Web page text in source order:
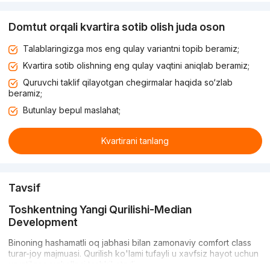
Domtut orqali kvartira sotib olish juda oson
Talablaringizga mos eng qulay variantni topib beramiz;
Kvartira sotib olishning eng qulay vaqtini aniqlab beramiz;
Quruvchi taklif qilayotgan chegirmalar haqida so‘zlab
beramiz;
Butunlay bepul maslahat;
Kvartirani tanlang
Tavsif
Toshkentning Yangi Qurilishi-Median
Development
Binoning hashamatli oq jabhasi bilan zamonaviy comfort class
turar-joy majmuasi. Qurilish ko'lami tufayli u xavfsiz hayot uchun